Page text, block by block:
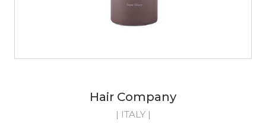
Hair Company
| ITALY |